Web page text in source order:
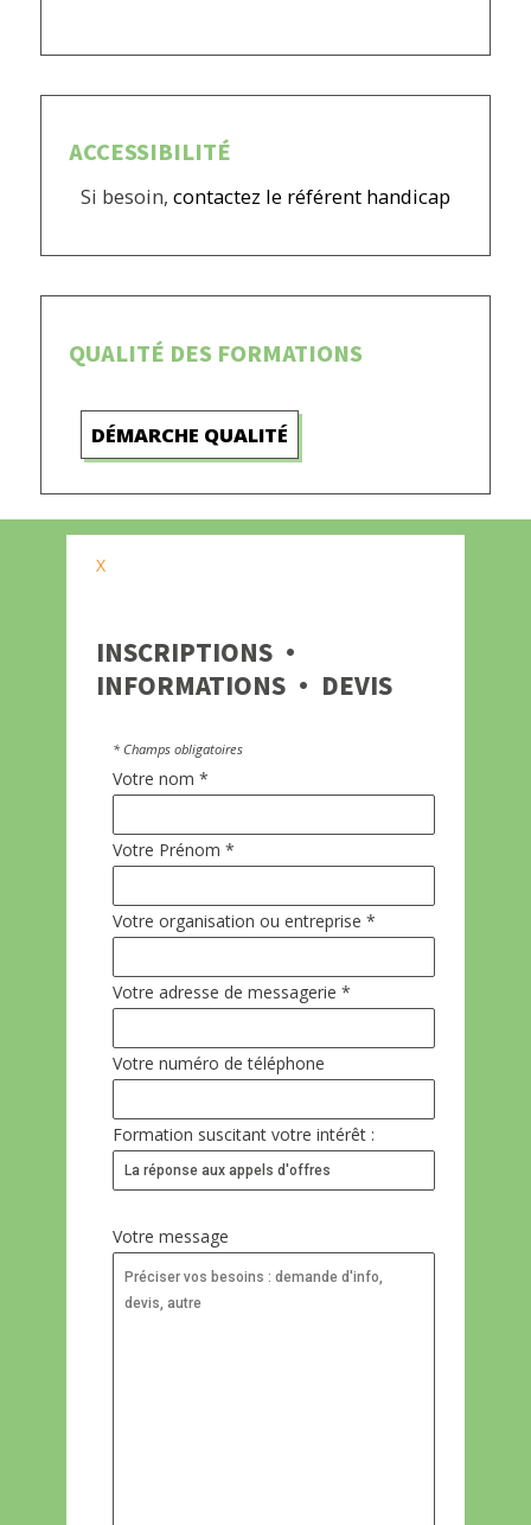
ACCESSIBILITÉ
Si besoin, contactez le référent handicap
QUALITÉ DES FORMATIONS
DÉMARCHE QUALITÉ
X
INSCRIPTIONS ·
INFORMATIONS · DEVIS
* Champs obligatoires
Votre nom *
Votre Prénom *
Votre organisation ou entreprise *
Votre adresse de messagerie *
Votre numéro de téléphone
Formation suscitant votre intérêt :
Votre message